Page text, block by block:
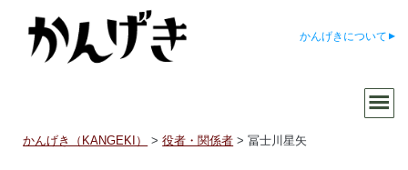
かんげきについて
かんげき（KANGEKI） >役者・関係者 >冨士川星矢